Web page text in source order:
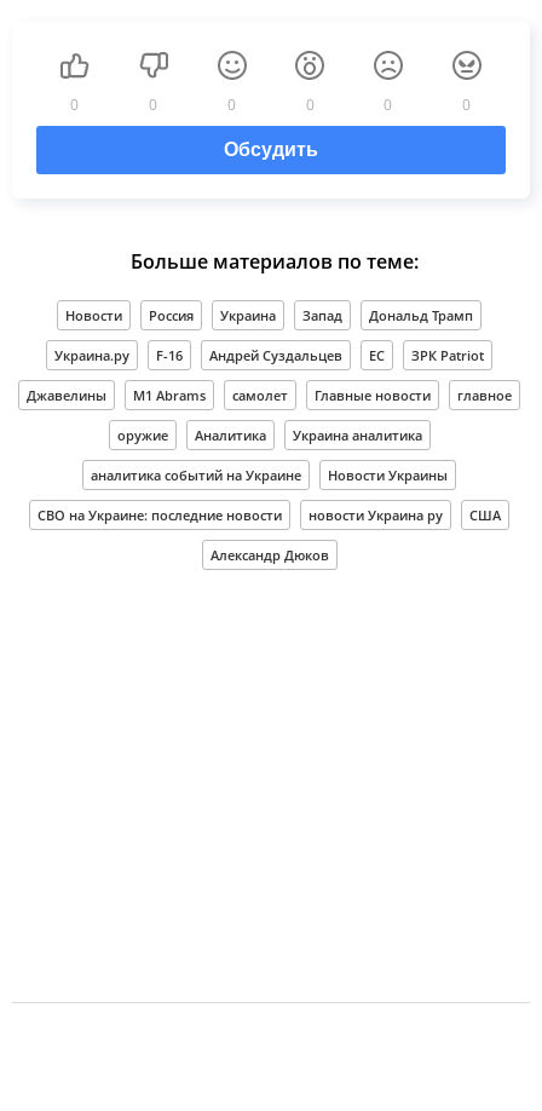
0 0 0 0 0 0
Обсудить
Больше материалов по теме:
Новости Россия Украина Запад Дональд Трамп
Украина.ру F-16 Андрей Суздальцев ЕС ЗРК Patriot
Джавелины M1 Abrams самолет Главные новости главное
оружие Аналитика Украина аналитика
аналитика событий на Украине Новости Украины
СВО на Украине: последние новости новости Украина ру США
Александр Дюков